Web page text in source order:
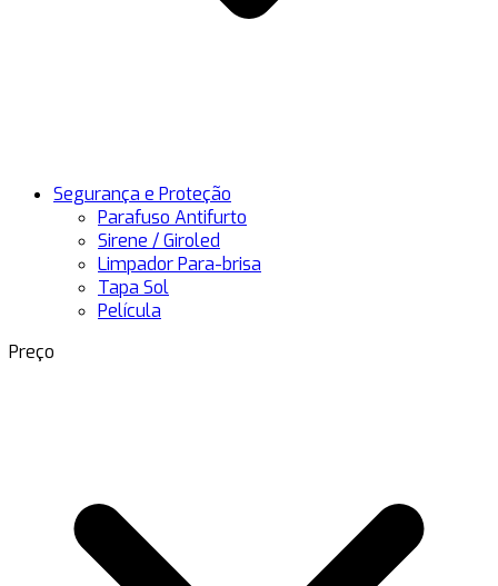
Segurança e Proteção
Parafuso Antifurto
Sirene / Giroled
Limpador Para-brisa
Tapa Sol
Película
Preço